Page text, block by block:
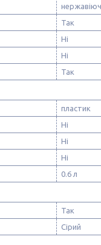
Так
Ні
Ні
Так
пластик
Ні
Ні
Ні
0.6 л
Так
Сірий